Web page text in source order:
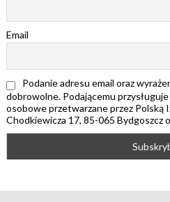
Email
Podanie adresu email oraz
dobrowolne. Podającemu
osobowe przetwarzane przez Polską
Chodkiewicza 17, 85-065 Bydgoszcz